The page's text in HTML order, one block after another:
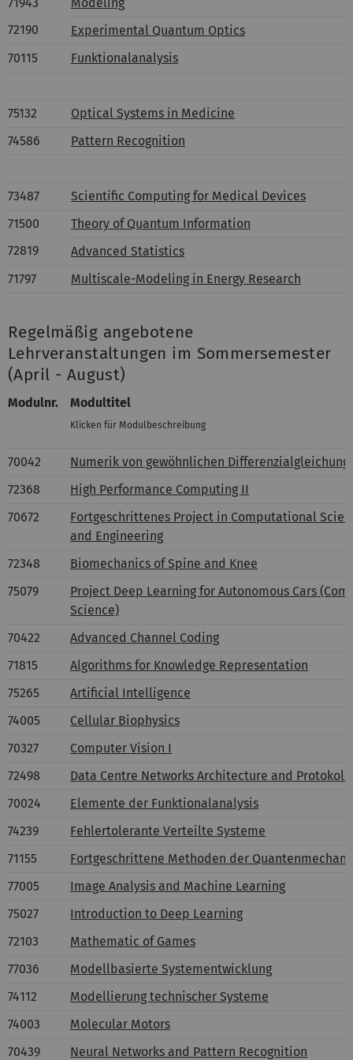
72190
Experimental Quantum Optics
70115
Funktionalanalysis
75132
Optical Systems in Medicine
74586
Pattern Recognition
73487
Scientific Computing for Medical Devices
71500
Theory of Quantum Information
72819
Advanced Statistics
71797
Multiscale-Modeling in Energy Research
Regelmäßig angebotene
Lehrveranstaltungen im Sommersemester
(April - August)
Modulnr. Modultitel
Klicken für Modulbeschreibung
70042
Numerik von gewöhnlichen
72368
High Performance Computing II
70672
Fortgeschrittenes Project in Computational
and Engineering
72348
Biomechanics of Spine and Knee
75079
Project Deep Learning for Autonomous Cars
Science)
70422
Advanced Channel Coding
71815
Algorithms for Knowledge Representation
75265
Artificial Intelligence
74005
Cellular Biophysics
70327
Computer Vision I
72498
Data Centre Networks Architecture and Protokols
70024
Elemente der Funktionalanalysis
74239
Fehlertolerante Verteilte Systeme
71155
Fortgeschrittene Methoden der
77005
Image Analysis and Machine Learning
75027
Introduction to Deep Learning
72103
Mathematic of Games
77036
Modellbasierte Systementwicklung
74112
Modellierung technischer Systeme
74003
Molecular Motors
70439
Neural Networks and Pattern Recognition